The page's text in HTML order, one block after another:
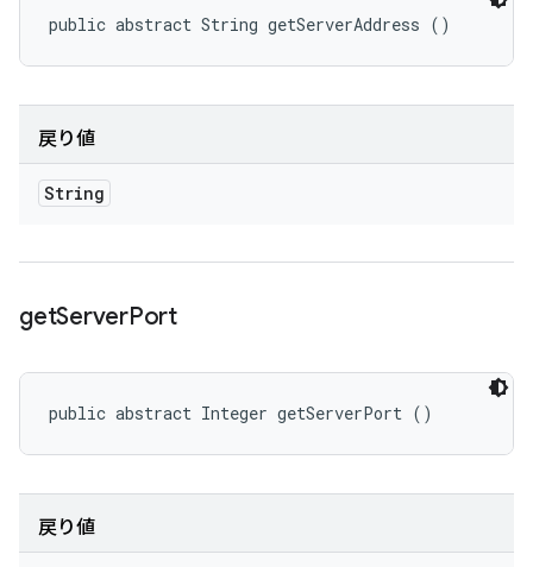
public abstract String getServerAddress ()
戻り値
String
getServerPort
public abstract Integer getServerPort ()
戻り値